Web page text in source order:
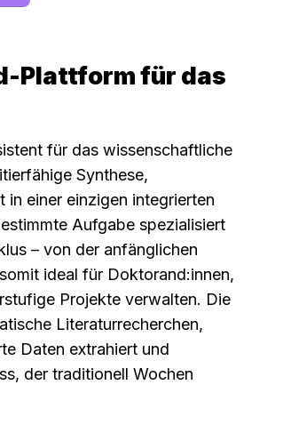
Plattform für das
für das wissenschaftliche
Synthese,
in einer einzigen integrierten
Aufgabe spezialisiert
– von der anfänglichen
ideal für Doktorand:innen,
Projekte verwalten. Die
Literaturrecherchen,
Daten extrahiert und
der traditionell Wochen